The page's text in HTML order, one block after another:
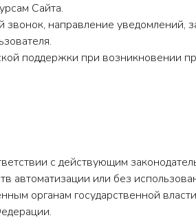
Сайта.
направление уведомлений,
поддержки при возникновении
с действующим
или без
органам государственной